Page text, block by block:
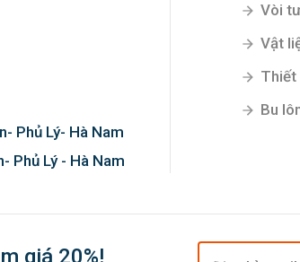
cơ sở hàng đầu
gia lựa chọn.
Phủ Lý- Hà Nam
Vòi
Vật
Thiết
Bu